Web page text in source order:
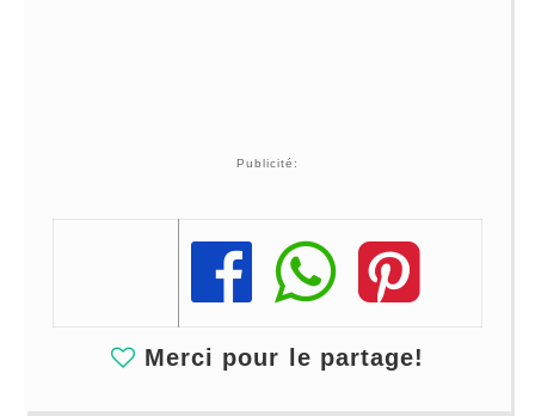
Publicité:
Share
Share
Share
Merci pour le partage!